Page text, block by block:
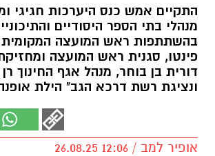
התקיים אמש כנס היערכות חגיגי
מנהלי בתי הספר היסודיים
בהשתתפות ראש המועצה
פינטו, סגנית ראש המועצה
דורית בן בוחר, מנהל אגף החינוך רן
ונציגת רשת דרכא הגב" הילת
אופיר למב / 12:06 26.08.25